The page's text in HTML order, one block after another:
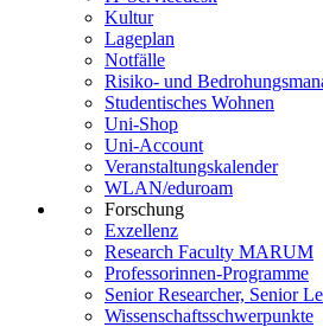
Kultur
Lageplan
Notfälle
Risiko- und
Studentisches Wohnen
Uni-Shop
Uni-Account
Veranstaltungskalender
WLAN/eduroam
Forschung
Exzellenz
Research Faculty MARUM
Professorinnen-Programme
Senior Researcher, Senior
Wissenschaftsschwerpunkte